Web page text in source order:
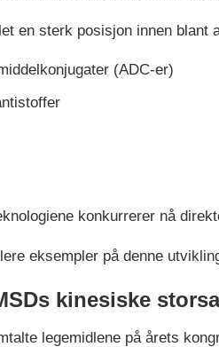
en sterk posisjon innen blant
(ADC-er)
konkurrerer nå
eksempler på denne
kinesiske
legemidlene på årets